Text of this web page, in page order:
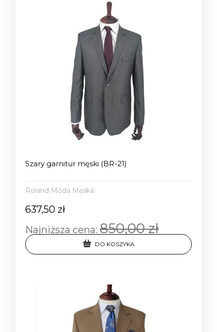
Szary garnitur męski (BR-21)
Roland Moda Męska
637,50 zł
Najniższa cena: 850,00 zł
DO KOSZYKA